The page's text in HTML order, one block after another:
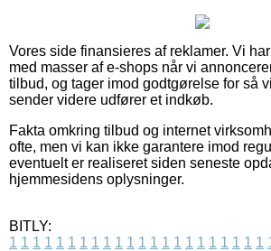
Vores side finansieres af reklamer. Vi
med masser af e-shops når vi
tilbud, og tager imod godtgørelse for så
sender videre udfører et indkøb.
Fakta omkring tilbud og internet
ofte, men vi kan ikke garantere imod
eventuelt er realiseret siden seneste
hjemmesidens oplysninger.
BITLY:
1 1 1 1 1 1 1 1 1 1 1 1 1 1 1 1 1 1 1 1 1 1